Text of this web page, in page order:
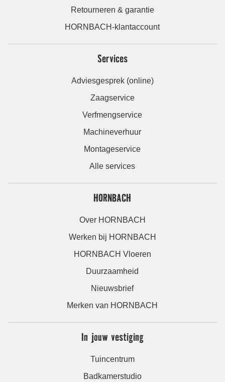
Retourneren & garantie
HORNBACH-klantaccount
Services
Adviesgesprek (online)
Zaagservice
Verfmengservice
Machineverhuur
Montageservice
Alle services
HORNBACH
Over HORNBACH
Werken bij HORNBACH
HORNBACH Vloeren
Duurzaamheid
Nieuwsbrief
Merken van HORNBACH
In jouw vestiging
Tuincentrum
Badkamerstudio